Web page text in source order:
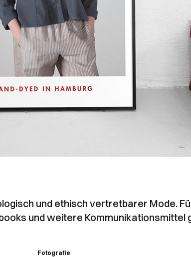
und ethisch vertretbarer Mode.
und weitere Kommunikationsmittel
Fotografie